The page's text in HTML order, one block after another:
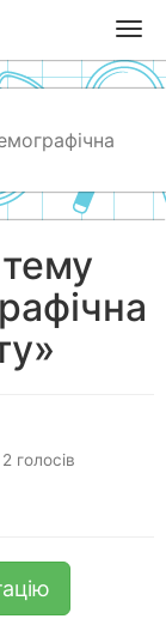
T
o
g
n
a
g
a
2 голосів